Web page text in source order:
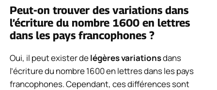
Peut-on trouver des variations dans
l’écriture du nombre 1600 en lettres
dans les pays francophones ?
Oui, il peut exister delégères variationsdans
l’écriture du nombre 1600 en lettres dans les pays
francophones. Cependant, ces différences sont